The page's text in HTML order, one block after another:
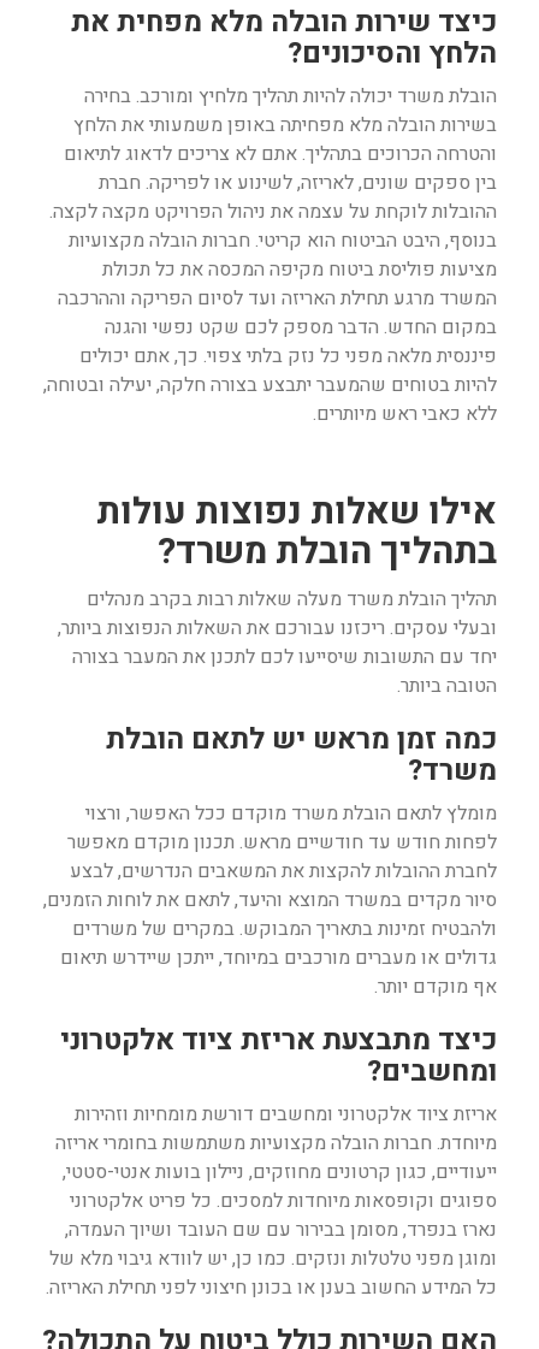
כיצד שירות הובלה מלא מפחית את
הלחץ והסיכונים?
הובלת משרד יכולה להיות תהליך מלחיץ ומורכב. בחירה
בשירות הובלה מלא מפחיתה באופן משמעותי את הלחץ
והטרחה הכרוכים בתהליך. אתם לא צריכים לדאוג לתיאום
בין ספקים שונים, לאריזה, לשינוע או לפריקה. חברת
ההובלות לוקחת על עצמה את ניהול הפרויקט מקצה לקצה.
בנוסף, היבט הביטוח הוא קריטי. חברות הובלה מקצועיות
מציעות פוליסת ביטוח מקיפה המכסה את כל תכולת
המשרד מרגע תחילת האריזה ועד לסיום הפריקה וההרכבה
במקום החדש. הדבר מספק לכם שקט נפשי והגנה
פיננסית מלאה מפני כל נזק בלתי צפוי. כך, אתם יכולים
להיות בטוחים שהמעבר יתבצע בצורה חלקה, יעילה ובטוחה,
ללא כאבי ראש מיותרים.
אילו שאלות נפוצות עולות
בתהליך הובלת משרד?
תהליך הובלת משרד מעלה שאלות רבות בקרב מנהלים
ובעלי עסקים. ריכזנו עבורכם את השאלות הנפוצות ביותר,
יחד עם התשובות שיסייעו לכם לתכנן את המעבר בצורה
הטובה ביותר.
כמה זמן מראש יש לתאם הובלת
משרד?
מומלץ לתאם הובלת משרד מוקדם ככל האפשר, ורצוי
לפחות חודש עד חודשיים מראש. תכנון מוקדם מאפשר
לחברת ההובלות להקצות את המשאבים הנדרשים, לבצע
סיור מקדים במשרד המוצא והיעד, לתאם את לוחות הזמנים,
ולהבטיח זמינות בתאריך המבוקש. במקרים של משרדים
גדולים או מעברים מורכבים במיוחד, ייתכן שיידרש תיאום
אף מוקדם יותר.
כיצד מתבצעת אריזת ציוד אלקטרוני
ומחשבים?
אריזת ציוד אלקטרוני ומחשבים דורשת מומחיות וזהירות
מיוחדת. חברות הובלה מקצועיות משתמשות בחומרי אריזה
ייעודיים, כגון קרטונים מחוזקים, ניילון בועות אנטי-סטטי,
ספוגים וקופסאות מיוחדות למסכים. כל פריט אלקטרוני
נארז בנפרד, מסומן בבירור עם שם העובד ושיוך העמדה,
ומוגן מפני טלטלות ונזקים. כמו כן, יש לוודא גיבוי מלא של
כל המידע החשוב בענן או בכונן חיצוני לפני תחילת האריזה.